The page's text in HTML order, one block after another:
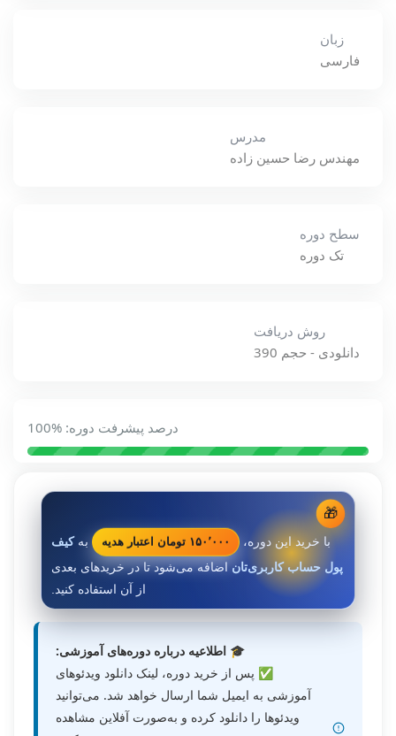
زبان
فارسی
مدرس
مهندس رضا حسين زاده
سطح دوره
تک دوره
روش دریافت
دانلودی - حجم 390
درصد پیشرفت دوره: %100
🎁
با خرید این دوره، ۱۵۰٬۰۰۰ تومان اعتبار هدیه بهکیف
پول حساب کاربری‌تاناضافه می‌شود تا در خریدهای بعدی
از آن استفاده کنید.
🎓 اطلاعیه درباره دوره‌های آموزشی:
✅ پس از خرید دوره، لینک دانلود ویدئوهای
آموزشی به ایمیل شما ارسال خواهد شد. می‌توانید
ویدئوها را دانلود کرده و به‌صورت آفلاین مشاهده